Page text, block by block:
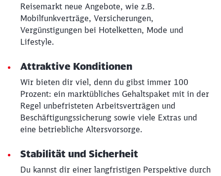
Reisemarkt neue Angebote, wie z.B.
Mobilfunkverträge, Versicherungen,
Vergünstigungen bei Hotelketten, Mode und
Lifestyle.
Attraktive Konditionen
Wir bieten dir viel, denn du gibst immer 100
Prozent: ein marktübliches Gehaltspaket mit in der
Regel unbefristeten Arbeitsverträgen und
Beschäftigungssicherung sowie viele Extras und
eine betriebliche Altersvorsorge.
Stabilität und Sicherheit
Du kannst dir einer langfristigen Perspektive durch